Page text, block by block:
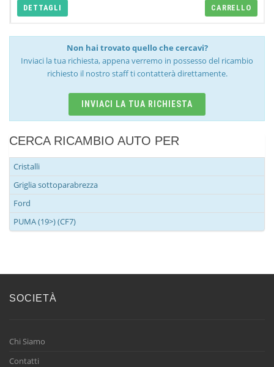
DETTAGLI CARRELLO
Non hai trovato quello che cercavi?
Inviaci la tua richiesta, appena verremo in possesso del ricambio
richiesto il nostro staff ti contatterà direttamente.
INVIACI LA TUA RICHIESTA
CERCA RICAMBIO AUTO PER
Cristalli
Griglia sottoparabrezza
Ford
PUMA (19>) (CF7)
SOCIETÀ
Chi Siamo
Contatti